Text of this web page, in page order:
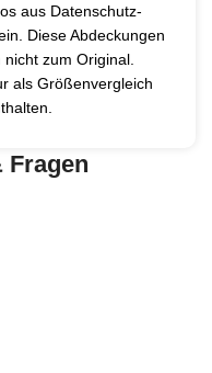
aus Datenschutz-
Diese Abdeckungen
zum Original.
als Größenvergleich
Fragen